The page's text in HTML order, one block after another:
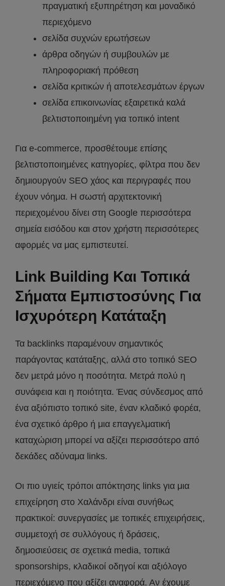
πραγματική εξυπηρέτηση και μοναδικό
περιεχόμενο
σελίδα συχνών ερωτήσεων
άρθρα οδηγών ή συμβουλών με
πληροφοριακή πρόθεση
σελίδα κριτικών ή αποτελεσμάτων έργων
σελίδα επικοινωνίας εξαιρετικά καλά
βελτιστοποιημένη για τοπικό intent
Για e-commerce, προσθέτουμε επίσης
βελτιστοποιημένες κατηγορίες, φίλτρα που δεν
δημιουργούν SEO χάος και περιγραφές που
έχουν νόημα. Η σωστή αρχιτεκτονική
περιεχομένου δίνει στη Google περισσότερα
σημεία εισόδου και στον χρήστη περισσότερες
αφορμές να μας εμπιστευτεί.
Link Building Και Τοπικά
Σήματα Εμπιστοσύνης Για
Ισχυρότερη Κατάταξη
Τα backlinks παραμένουν σημαντικός
παράγοντας κατάταξης, αλλά στο τοπικό SEO
δεν μετρά μόνο η ποσότητα. Μετρά πολύ η
συνάφεια και η ποιότητα. Ένας σύνδεσμος από
ένα αξιόπιστο τοπικό site, έναν κλαδικό φορέα,
ένα σχετικό άρθρο ή μια επαγγελματική
καταχώριση μπορεί να αξίζει περισσότερο από
δεκάδες αδύναμα links.
Οι πιο υγιείς τρόποι απόκτησης links για μια
επιχείρηση στο Χαλάνδρι είναι συνήθως
πρακτικοί: συνεργασίες με τοπικές επιχειρήσεις,
συμμετοχή σε συλλόγους ή δράσεις,
δημοσιεύσεις σε σχετικά media, τοπικά
sponsorships, κλαδικοί οδηγοί και αξιόλογο
περιεχόμενο που αξίζει αναφορά. Αν έχουμε